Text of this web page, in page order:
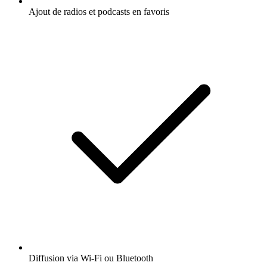
Ajout de radios et podcasts en favoris
Diffusion via Wi-Fi ou Bluetooth